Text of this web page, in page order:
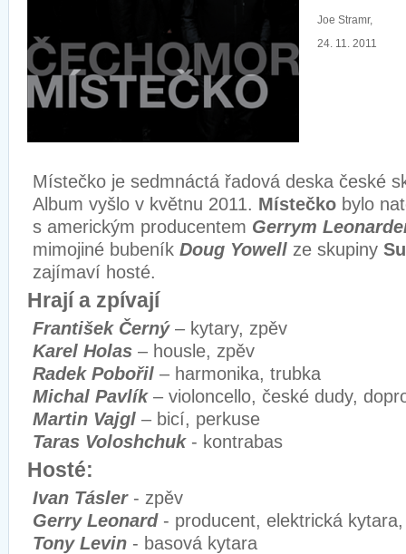
Joe Stramr,
24. 11. 2011
Místečko je sedmnáctá řadová deska české
Album vyšlo v květnu 2011. Místečko bylo
s americkým producentem Gerrym
mimojiné bubeník Doug Yowell ze skupiny
zajímaví hosté.
Hrají a zpívají
František Černý– kytary, zpěv
Karel Holas – housle, zpěv
Radek Pobořil – harmonika, trubka
Michal Pavlík– violoncello, české dudy,
Martin Vajgl – bicí, perkuse
Taras Voloshchuk- kontrabas
Hosté:
Ivan Tásler- zpěv
Gerry Leonard- producent, elektrická
Tony Levin - basová kytara